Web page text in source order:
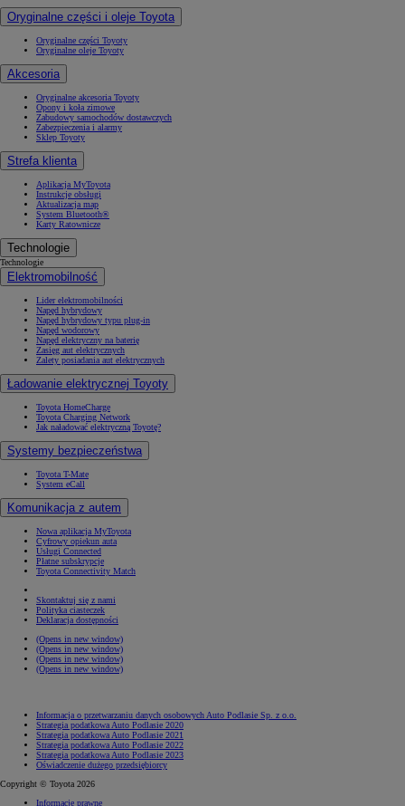
Oryginalne części i oleje Toyota
Oryginalne części Toyoty
Oryginalne oleje Toyoty
Akcesoria
Oryginalne akcesoria Toyoty
Opony i koła zimowe
Zabudowy samochodów dostawczych
Zabezpieczenia i alarmy
Sklep Toyoty
Strefa klienta
Aplikacja MyToyota
Instrukcje obsługi
Aktualizacja map
System Bluetooth®
Karty Ratownicze
Technologie
Technologie
Elektromobilność
Lider elektromobilności
Napęd hybrydowy
Napęd hybrydowy typu plug-in
Napęd wodorowy
Napęd elektryczny na baterię
Zasięg aut elektrycznych
Zalety posiadania aut elektrycznych
Ładowanie elektrycznej Toyoty
Toyota HomeCharge
Toyota Charging Network
Jak naładować elektryczną Toyotę?
Systemy bezpieczeństwa
Toyota T-Mate
System eCall
Komunikacja z autem
Nowa aplikacja MyToyota
Cyfrowy opiekun auta
Usługi Connected
Płatne subskrypcje
Toyota Connectivity Match
Skontaktuj się z nami
Polityka ciasteczek
Deklaracja dostępności
(Opens in new window)
(Opens in new window)
(Opens in new window)
(Opens in new window)
Informacja o przetwarzaniu danych osobowych Auto Podlasie Sp. z o.o.
Strategia podatkowa Auto Podlasie 2020
Strategia podatkowa Auto Podlasie 2021
Strategia podatkowa Auto Podlasie 2022
Strategia podatkowa Auto Podlasie 2023
Oświadczenie dużego przedsiębiorcy
Copyright © Toyota 2026
Informacje prawne